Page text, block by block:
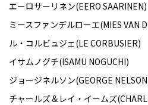
エーロサーリネン(EERO SAARINEN)
ミースファンデルローエ(MIES VAN
ル・コルビュジェ(LE CORBUSIER)
イサムノグチ(ISAMU NOGUCHI)
ジョージネルソン(GEORGE
チャールズ＆レイ・イームズ